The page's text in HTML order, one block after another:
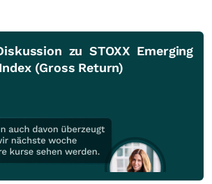
zu STOXX Emerging
(Gross Return)